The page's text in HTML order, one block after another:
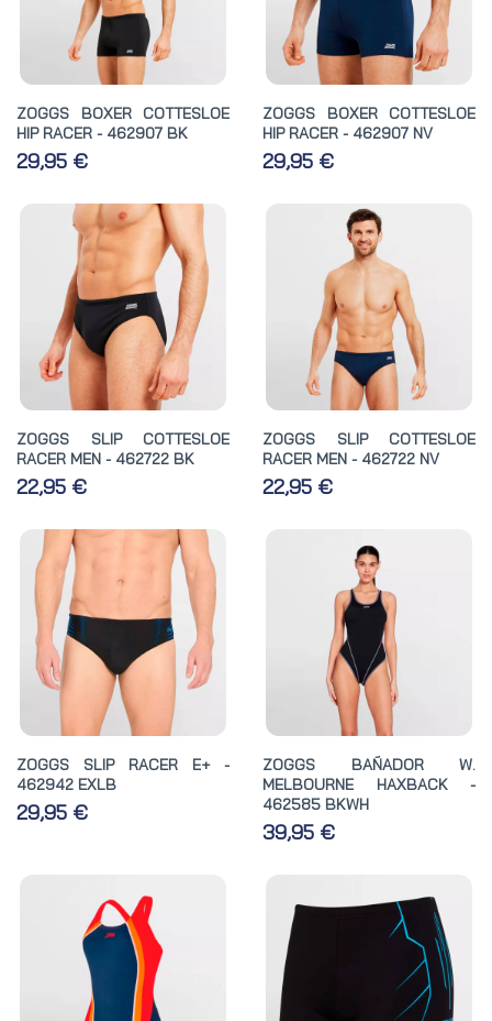
ZOGGS BOXER COTTESLOE
HIP RACER - 462907 BK
29,95 €
ZOGGS BOXER COTTESLOE
HIP RACER - 462907 NV
29,95 €
ZOGGS SLIP COTTESLOE
RACER MEN - 462722 BK
22,95 €
ZOGGS SLIP COTTESLOE
RACER MEN - 462722 NV
22,95 €
ZOGGS SLIP RACER E+ -
462942 EXLB
29,95 €
ZOGGS BAÑADOR W.
MELBOURNE HAXBACK -
462585 BKWH
39,95 €